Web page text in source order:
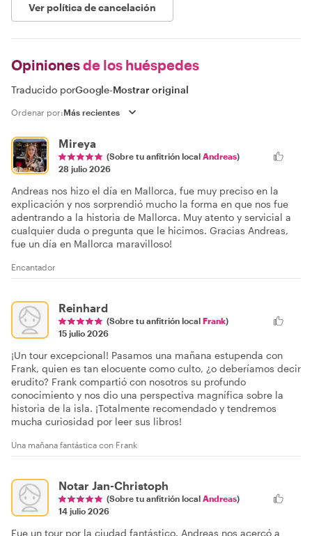
Ver política de cancelación
Opinionesde los huéspedes
Traducido porGoogle-Mostrar original
Ordenar por:
Mireya
(Sobre tu anfitrión local Andreas)
28 julio 2026
Andreas nos hizo el día en Mallorca, fue muy preciso en la
explicación y nos sorprendió mucho la forma en que nos fue
adentrando a la historia de Mallorca. Muy atento y servicial a
cualquier duda o pregunta que le hicimos. Gracias Andreas,
fue un día en Mallorca maravilloso!
Encantador
Reinhard
(Sobre tu anfitrión local Frank)
15 julio 2026
¡Un tour excepcional! Pasamos una mañana estupenda con
Frank, quien es tan elocuente como culto, ¿o deberíamos decir
erudito? Frank compartió con nosotros su profundo
conocimiento y nos dio una perspectiva magnífica sobre la
historia de la isla. ¡Totalmente recomendado y tendremos
mucha curiosidad por leer sus libros!
Una mañana fantástica con Frank
Notar Jan-Christoph
(Sobre tu anfitrión local Andreas)
14 julio 2026
Fue un tour por la ciudad fantástico. Andreas nos acercó a